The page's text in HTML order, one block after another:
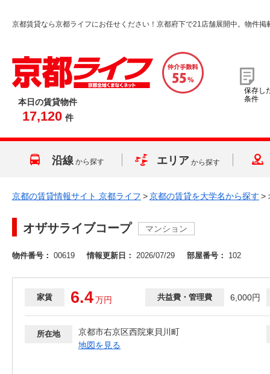
京都賃貸なら京都ライフにお任せください！京都府下で21店舗展開中。物件掲
本日の賃貸物件
17,120 件
保存し
条件
沿線 から探す エリア から探す
京都の賃貸情報サイト 京都ライフ >京都の賃貸を大学名から探す >
オザサライブコープ マンション
物件番号： 00619 情報更新日： 2026/07/29 部屋番号： 102
家賃 6.4万円 共益費・管理費 6,000円
所在地
京都市右京区西院東貝川町
地図を見る